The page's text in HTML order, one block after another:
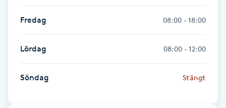
Färgning
Föning
Gel naglar
Gelenaglar
Fredag 08:00 - 18:00
Lördag 08:00 - 12:00
Söndag Stängt